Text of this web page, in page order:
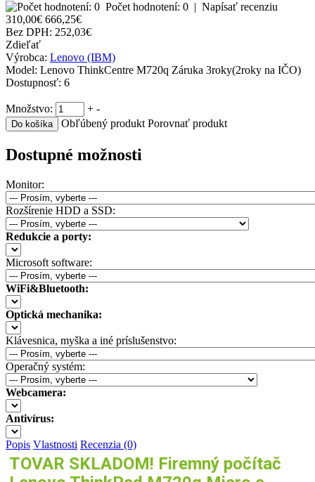
Počet hodnotení: 0 | Napísať recenziu
310,00€ 666,25€
Bez DPH: 252,03€
Zdieľať
Výrobca: Lenovo (IBM)
Model: Lenovo ThinkCentre M720q Záruka 3roky(2roky na IČO)
Dostupnosť: 6
Množstvo: + -
Obľúbený produkt Porovnať produkt
Dostupné možnosti
Monitor:
Rozšírenie HDD a SSD:
Redukcie a porty:
Microsoft software:
WiFi&Bluetooth:
Optická mechanika:
Klávesnica, myška a iné príslušenstvo:
Operačný systém:
Webcamera:
Antivírus:
Popis Vlastnosti Recenzia (0)
TOVAR SKLADOM! Firemný počítač